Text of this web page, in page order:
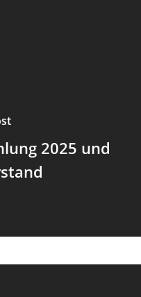
2025 und